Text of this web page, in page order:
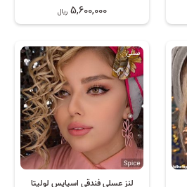
5,600,000 ریال
لنز عسلی فندقی اسپایس لولیتا
فصلی